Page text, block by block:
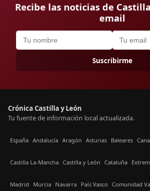
Recibe las noticias de
email
Suscribirme
Crónica Castilla y León
Tu fuente de información local actualizada.
España Andalucía Aragón Asturias Baleares
Castilla La-Mancha Castilla y León Cataluña
Madrid Murcia Navarra País Vasco Comunidad